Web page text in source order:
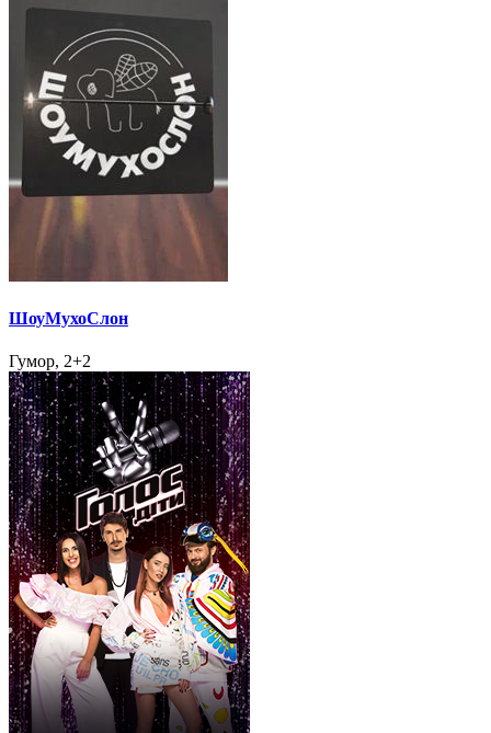
ШоуМухоСлон
Гумор, 2+2